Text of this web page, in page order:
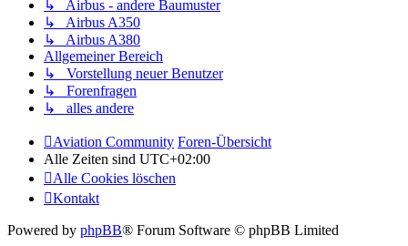
↳ Airbus - andere Baumuster
↳ Airbus A350
↳ Airbus A380
Allgemeiner Bereich
↳ Vorstellung neuer Benutzer
↳ Forenfragen
↳ alles andere
Aviation Community Foren-Übersicht
Alle Zeiten sind UTC+02:00
Alle Cookies löschen
Kontakt
Powered by phpBB® Forum Software © phpBB Limited